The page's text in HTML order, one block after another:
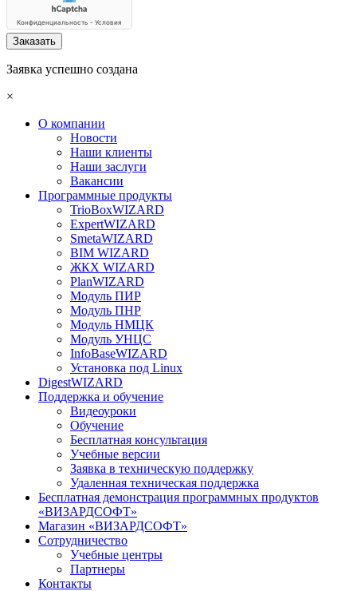
Заказать
Заявка успешно создана
×
О компании
Новости
Наши клиенты
Наши заслуги
Вакансии
Программные продукты
TrioBoxWIZARD
ExpertWIZARD
SmetaWIZARD
BIM WIZARD
ЖКХ WIZARD
PlanWIZARD
Модуль ПИР
Модуль ПНР
Модуль НМЦК
Модуль УНЦС
InfoBaseWIZARD
Установка под Linux
DigestWIZARD
Поддержка и обучение
Видеоуроки
Обучение
Бесплатная консультация
Учебные версии
Заявка в техническую поддержку
Удаленная техническая поддержка
Бесплатная демонстрация программных продуктов
«ВИЗАРДСОФТ»
Магазин «ВИЗАРДСОФТ»
Сотрудничество
Учебные центры
Партнеры
Контакты